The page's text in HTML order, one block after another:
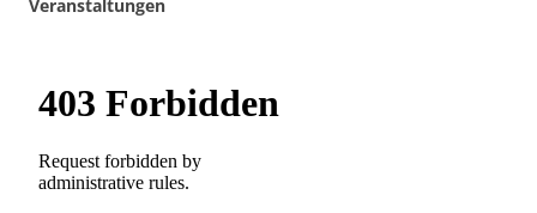
Veranstaltungen